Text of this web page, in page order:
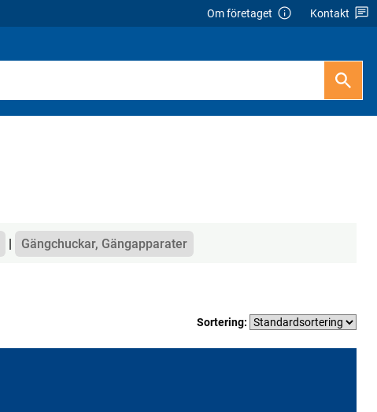
Om företaget Kontakt
Gängchuckar, Gängapparater
Sortering: